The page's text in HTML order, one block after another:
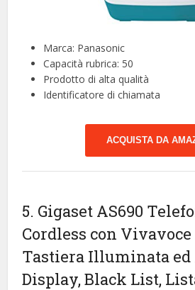
Marca: Panasonic
Capacità rubrica: 50
Prodotto di alta qualità
Identificatore di chiamata
ACQUISTA DA
5. Gigaset AS690
Cordless con
Tastiera Illuminata ed
Display, Black List,